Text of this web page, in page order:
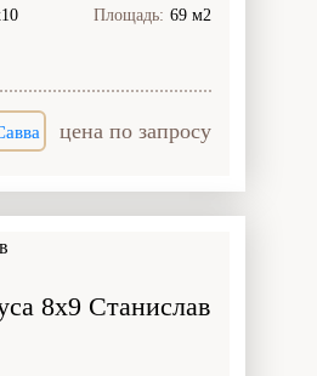
Площадь: 69 м2
цена по запросу
8x9 Станислав